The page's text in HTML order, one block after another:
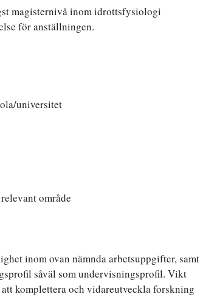
magisternivå inom idrottsfysiologi
för anställningen.
universitet
område
inom ovan nämnda arbetsuppgifter, samt
såväl som undervisningsprofil. Vikt
komplettera och vidareutveckla forskning